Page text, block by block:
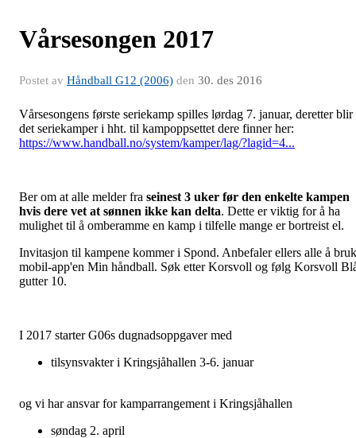
Vårsesongen 2017
Postet av Håndball G12 (2006) den 30. des 2016
Vårsesongens første seriekamp spilles lørdag 7. januar, deretter blir
det seriekamper i hht. til kampoppsettet dere finner her:
https://www.handball.no/system/kamper/lag/?lagid=4...
Ber om at alle melder fra seinest 3 uker før den enkelte kampen
hvis dere vet at sønnen ikke kan delta. Dette er viktig for å ha
mulighet til å omberamme en kamp i tilfelle mange er bortreist el.
Invitasjon til kampene kommer i Spond. Anbefaler ellers alle å
mobil-app'en Min håndball. Søk etter Korsvoll og følg Korsvoll
gutter 10.
I 2017 starter G06s dugnadsoppgaver med
tilsynsvakter i Kringsjåhallen 3-6. januar
og vi har ansvar for kamparrangement i Kringsjåhallen
søndag 2. april